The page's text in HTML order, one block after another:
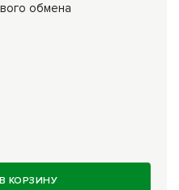
обмена
КОРЗИНУ